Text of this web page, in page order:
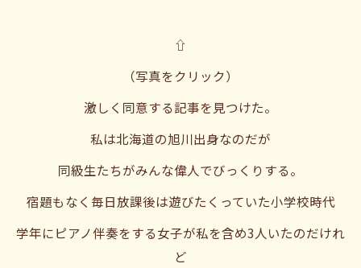
⇧
（写真をクリック）
激しく同意する記事を見つけた。
私は北海道の旭川出身なのだが
同級生たちがみんな偉人でびっくりする。
宿題もなく毎日放課後は遊びたくっていた小学校時代
学年にピアノ伴奏をする女子が私を含め3人いたのだけれ
ど